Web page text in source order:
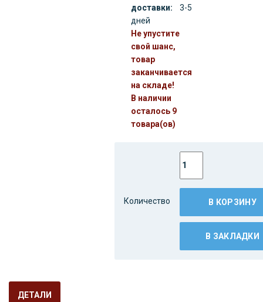
доставки:
3-5
дней
Не упустите
свой шанс,
товар
заканчивается
на складе!
В наличии
осталось 9
товара(ов)
Количество В КОРЗИНУ
В ЗАКЛАДКИ
ДЕТАЛИ